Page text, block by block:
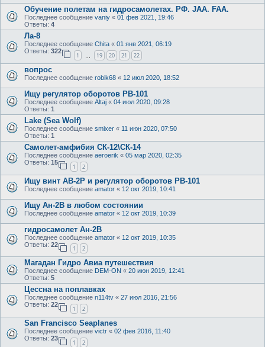
Обучение полетам на гидросамолетах. РФ. JAA. FAA.
Последнее сообщение vaniy « 01 фев 2021, 19:46
Ответы: 4
Ла-8
Последнее сообщение Chita « 01 янв 2021, 06:19
Ответы: 322
1 19 20 21 22
вопрос
Последнее сообщение robik68 « 12 июл 2020, 18:52
Ищу регулятор оборотов РВ-101
Последнее сообщение Altaj « 04 июл 2020, 09:28
Ответы: 1
Lake (Sea Wolf)
Последнее сообщение smixer « 11 июн 2020, 07:50
Ответы: 1
Самолет-амфибия СК-12\СК-14
Последнее сообщение aeroerik « 05 мар 2020, 02:35
Ответы: 15
1 2
Ищу винт АВ-2Р и регулятор оборотов РВ-101
Последнее сообщение amator « 12 окт 2019, 10:41
Ищу Ан-2В в любом состоянии
Последнее сообщение amator « 12 окт 2019, 10:39
гидросамолет Ан-2В
Последнее сообщение amator « 12 окт 2019, 10:35
Ответы: 22
1 2
Магадан Гидро Авиа путешествия
Последнее сообщение DEM-ON « 20 июн 2019, 12:41
Ответы: 5
Цессна на поплавках
Последнее сообщение n114tv « 27 июл 2016, 21:56
Ответы: 22
1 2
San Francisco Seaplanes
Последнее сообщение victr « 02 фев 2016, 11:40
Ответы: 23
1 2